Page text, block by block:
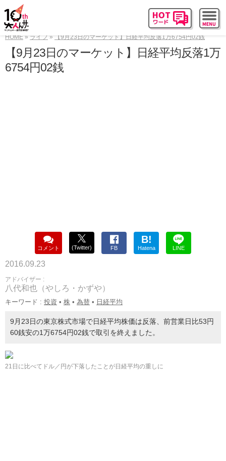
HOME ライフ 【9月23日のマーケット】日経平均反落1万6754円02銭
【9月23日のマーケット】日経平均反落1万
6754円02銭
コメント (Twitter) FB
B!
Hatena LINE
2016.09.23
アドバイザー :
八代和也（やしろ・かずや）
キーワード : 投資 • 株 • 為替 • 日経平均
9月23日の東京株式市場で日経平均株価は反落、前営業日比53円
60銭安の1万6754円02銭で取引を終えました。
21日に比べてドル／円が下落したことが日経平均の重しに